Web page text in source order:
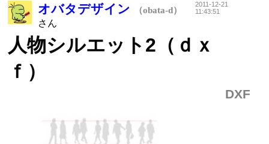
オバタデザイン （obata-d）
さん
2011-12-21
11:43:51
人物シルエット2（ｄｘ
ｆ）
DXF